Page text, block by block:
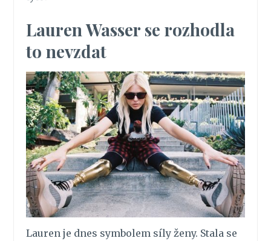
Lauren Wasser se rozhodla
to nevzdat
Lauren je dnes symbolem síly ženy. Stala se